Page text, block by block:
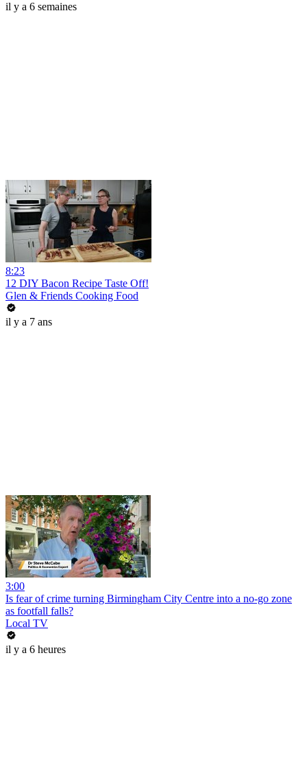
il y a 6 semaines
8:23
12 DIY Bacon Recipe Taste Off!
Glen & Friends Cooking Food
il y a 7 ans
3:00
Is fear of crime turning Birmingham City Centre into a no-go zone
as footfall falls?
Local TV
il y a 6 heures